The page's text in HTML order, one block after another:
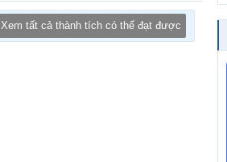
Xem tất cả thành tích có thể đạt được